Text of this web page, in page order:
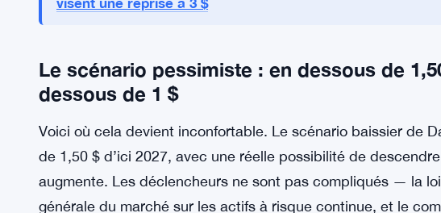
se produit, pourrait modifier de manière significative la
LIRE AUSSI : Les baleines XRP accumulent près de 0,90 $
reprise à 3 $
LECTURE CONNEXE:
Les baleines XRP accumulent près de
visent une reprise à 3 $